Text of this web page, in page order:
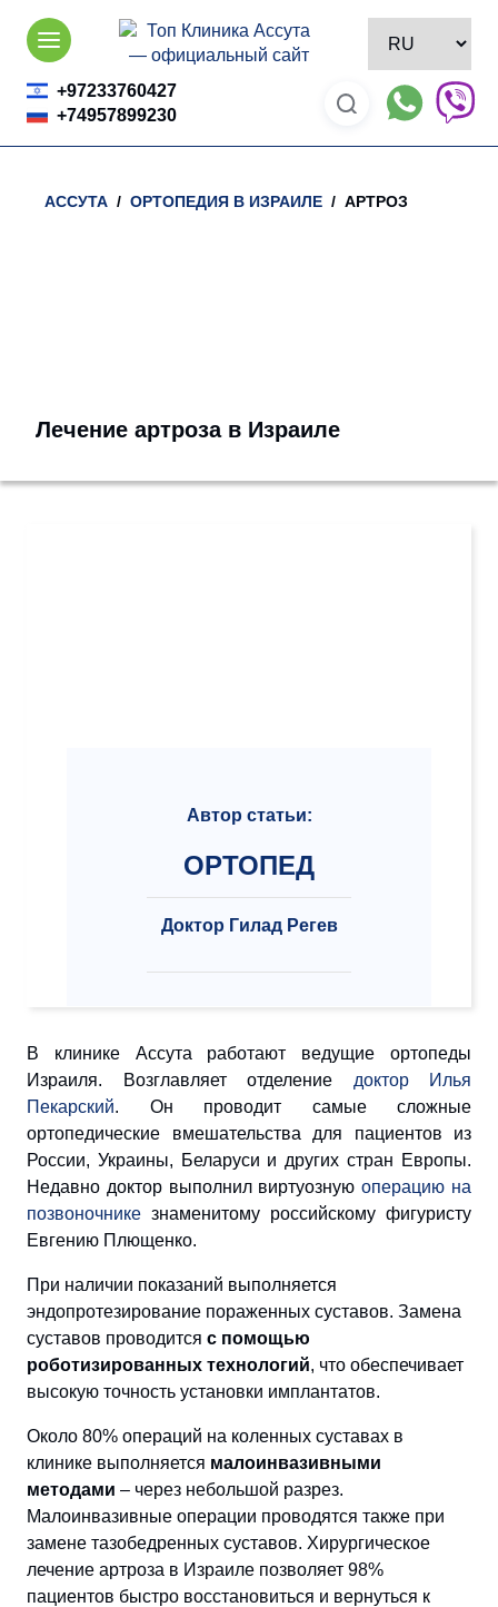
Skip
content
+97233760427
+74957899230
АССУТА / ОРТОПЕДИЯ В ИЗРАИЛЕ / АРТРОЗ
Лечение артроза в Израиле
Автор статьи:
ОРТОПЕД
Доктор Гилад Регев
В клинике Ассута работают ведущие ортопеды
Израиля. Возглавляет отделение доктор Илья
Пекарский. Он проводит самые сложные
ортопедические вмешательства для пациентов из
России, Украины, Беларуси и других стран Европы.
Недавно доктор выполнил виртуознуюоперацию на
позвоночнике знаменитому российскому фигуристу
Евгению Плющенко.
При наличии показаний выполняется
эндопротезирование пораженных суставов. Замена
суставов проводится с помощью
роботизированных технологий, что обеспечивает
высокую точность установки имплантатов.
Около 80% операций на коленных суставах в
клинике выполняется малоинвазивными
методами – через небольшой разрез.
Малоинвазивные операции проводятся также при
замене тазобедренных суставов. Хирургическое
лечение артроза в Израиле позволяет 98%
пациентов быстро восстановиться и вернуться к